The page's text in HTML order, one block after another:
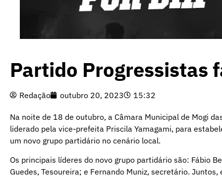
Partido Progressistas
Redação outubro 20, 2023 15:32
Na noite de 18 de outubro, a Câmara Municipal de Mogi
liderado pela vice-prefeita Priscila Yamagami, para
um novo grupo partidário no cenário local.
Os principais líderes do novo grupo partidário são: Fábio
Guedes, Tesoureira; e Fernando Muniz, secretário.